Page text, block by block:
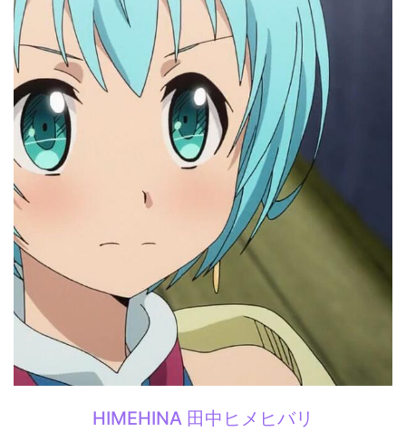
HIMEHINA 田中ヒメヒバリ